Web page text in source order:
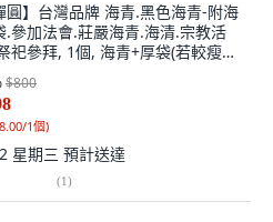
圓】台灣品牌 海青.黑色海青-附海
.參加法會.莊嚴海青.海清.宗教活
祀參拜, 1個, 海青+厚袋(若較瘦或
穿建議小一號),165-166 cm+寬
$800
1個)
星期三 預計送達
(1)